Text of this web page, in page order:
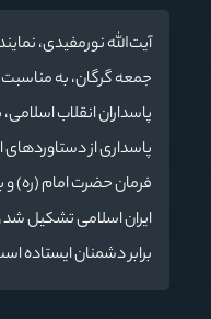
آیت‌الله نورمفیدی،
جمعه گرگان، به
پاسداران انقلاب
پاسداری از دستاوردهای
فرمان حضرت امام (ره) و
ایران اسلامی تشکیل
برابر دشمنان ایستاده